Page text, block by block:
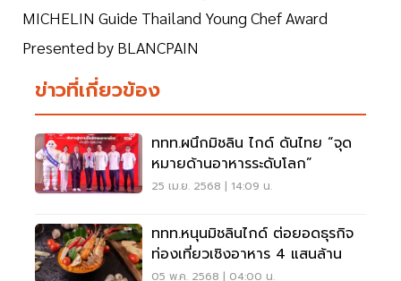
MICHELIN Guide Thailand Young Chef Award
Presented by BLANCPAIN
ข่าวที่เกี่ยวข้อง
ททท.ผนึกมิชลิน ไกด์ ดันไทย “จุด
หมายด้านอาหารระดับโลก”
25 เม.ย. 2568 | 14:09 น.
ททท.หนุนมิชลินไกด์ ต่อยอดธุรกิจ
ท่องเที่ยวเชิงอาหาร 4 แสนล้าน
05 พ.ค. 2568 | 04:00 น.